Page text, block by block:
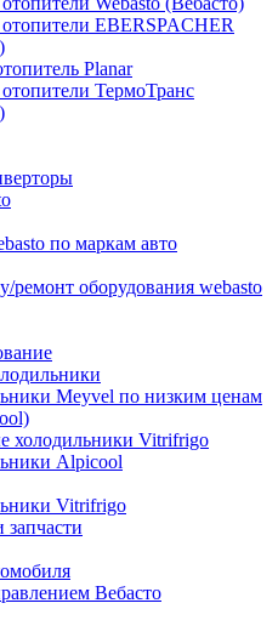
EBERSPACHER
Planar
ТермоТранс
по маркам авто
ремонт оборудования webasto
Meyvel по низким ценам
холодильники Vitrifrigo
Alpicool
Vitrifrigo
запчасти
Вебасто